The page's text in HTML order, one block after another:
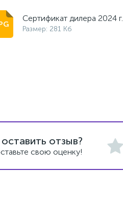
Сертификат дилера 2024 г.
Размер: 281 Кб
отзыв?
свою оценку!